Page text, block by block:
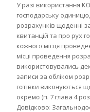
У разі використання
господарську
розрахунків щоденні
квитанцій та про рух
кожного місця
місці проведення
використовувались
записи за обліком
готівки виконуються
окремо (п. 7 глава 4
Довідково: